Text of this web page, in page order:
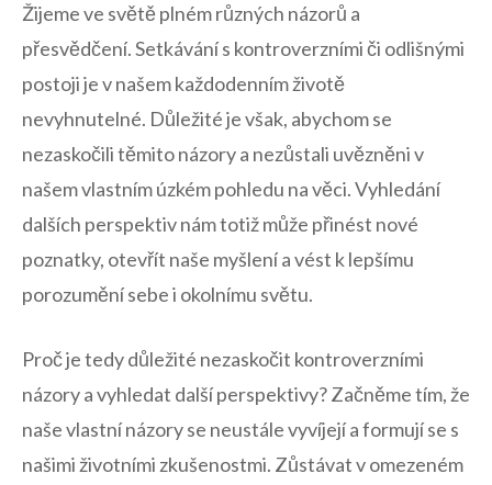
Žijeme ve světě plném různých názorů ⁤a
přesvědčení. Setkávání s kontroverzními či ​odlišnými
postoji je v našem každodenním životě
nevyhnutelné. Důležité je však, abychom se
nezaskočili těmito názory a nezůstali uvězněni v
našem ‍vlastním úzkém pohledu na věci. ‌Vyhledání
dalších perspektiv nám totiž může přinést nové
poznatky, otevřít ⁤naše myšlení a ‍vést k lepšímu
porozumění sebe i okolnímu světu.
Proč je tedy důležité nezaskočit kontroverzními⁢
názory a vyhledat ​další perspektivy? Začněme tím, že
naše vlastní názory se neustále vyvíjejí a formují se s‍
našimi životními zkušenostmi. Zůstávat v omezeném